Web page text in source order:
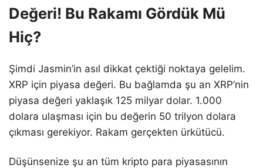
Değeri! Bu Rakamı Gördük Mü
Hiç?
Şimdi Jasmin’in asıl dikkat çektiği noktaya gelelim.
XRP için piyasa değeri. Bu bağlamda şu an XRP’nin
piyasa değeri yaklaşık 125 milyar dolar. 1.000
dolara ulaşması için bu değerin 50 trilyon dolara
çıkması gerekiyor. Rakam gerçekten ürkütücü.
Düşünsenize şu an tüm kripto para piyasasının